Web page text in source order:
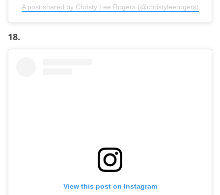
A post shared by Christy Lee Rogers (@christyleerogers)
18.
View this post on Instagram